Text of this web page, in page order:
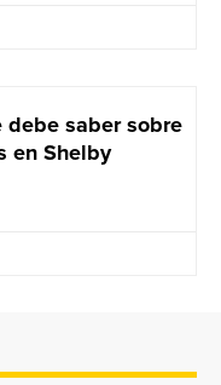
debe saber sobre
en Shelby